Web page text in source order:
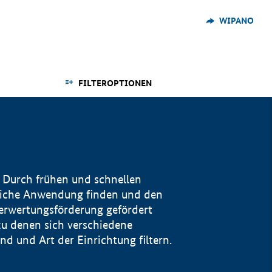
WIPANO
FILTEROPTIONEN
frühen und schnellen
Anwendung finden und den
gefördert
denen sich verschiedene
und Art der Einrichtung filtern.